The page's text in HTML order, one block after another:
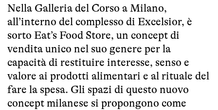
Nella Galleria del Corso a Milano,
all’interno del complesso di Excelsior, è
sorto Eat’s Food Store, un concept di
vendita unico nel suo genere per la
capacità di restituire interesse, senso e
valore ai prodotti alimentari e al rituale del
fare la spesa. Gli spazi di questo nuovo
concept milanese si propongono come